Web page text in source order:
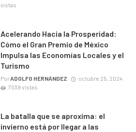
vistas
Acelerando Hacia la Prosperidad:
Cómo el Gran Premio de México
Impulsa las Economías Locales y el
Turismo
PorADOLFO HERNÁNDEZ
octubre 25, 2024
7039 vistas
La batalla que se aproxima: el
invierno está por llegar a las